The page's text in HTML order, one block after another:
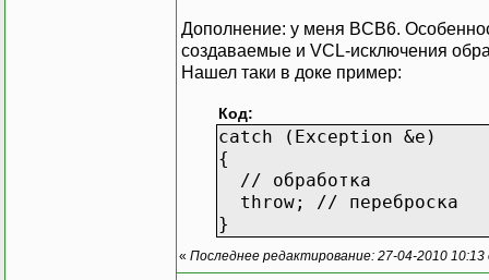
Дополнение: у меня BCB6.
создаваемые и VCL-исключения
Нашел таки в доке пример:
Код:
catch (Exception &e)
{
// обработка
throw; // переброска
}
« Последнее редактирование: 27-04-2010